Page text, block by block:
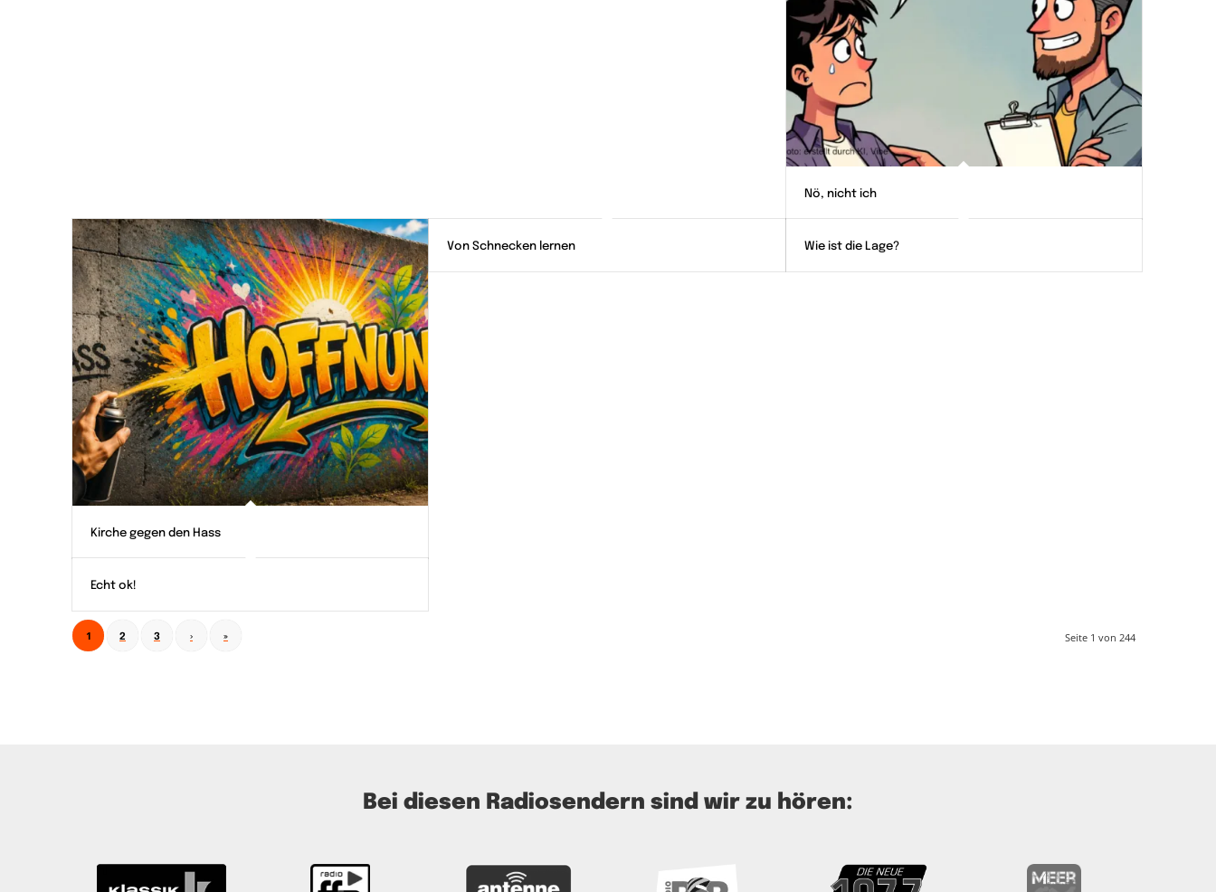
Nö, nicht ich
Kirche gegen den Hass
Von Schnecken lernen Wie ist die Lage?
Echt ok!
Seite 1 von 244
1 2 3 › »
Bei diesen Radiosendern sind wir zu hören: